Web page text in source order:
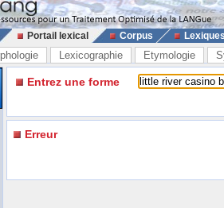
Portail lexical Corpus
Lexicographie Etymologie
Entrez une forme
Erreur